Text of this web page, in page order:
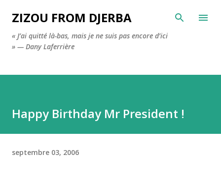
Accéder au contenu principal
ZIZOU FROM DJERBA
« J’ai quitté là-bas, mais je ne suis pas encore d’ici
» — Dany Laferrière
Happy Birthday Mr President !
septembre 03, 2006